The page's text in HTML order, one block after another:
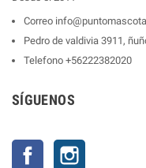
Correo
Pedro de valdivia 3911,
Telefono +56222382020
SÍGUENOS
Facebook